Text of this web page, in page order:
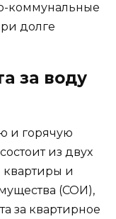
коммунальные
долге
за воду
и горячую
из двух
квартиры и
(СОИ),
за квартирное